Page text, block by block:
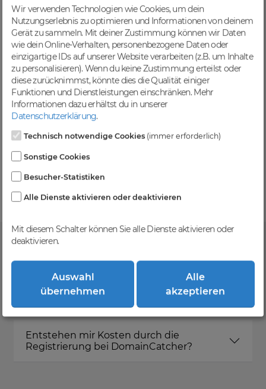
Von Domainern für Domainer entwickelt, mit
übersichtlichen Listen für effizientes Management
Günstige Preise
Backorders bereits ab € 4,99. Je nach deinem Tier-
Level und zzgl. MwSt falls anwendbar
Kein Gebotsverfahren
Einfaches System - Deine Orders werden nach dem
FAQ
Was ist DomainCatcher?
Entstehen mir Kosten durch die
Registrierung bei DomainCatcher?
Wir verwenden Technologien wie Cookies, um dein
Nutzungserlebnis zu optimieren und Informationen von deinem
Gerät zu sammeln. Mit deiner Zustimmung können wir Daten
wie dein Online-Verhalten, personenbezogene Daten oder
einzigartige IDs auf unserer Website verarbeiten (z.B. um Inhalte
zu personalisieren). Wenn du keine Zustimmung erteilst oder
diese zurücknimmst, könnte dies die Qualität einiger
Funktionen und Dienstleistungen einschränken. Mehr
Informationen dazu erhältst du in unserer
Datenschutzerklärung.
Technisch notwendige Cookies (immer erforderlich)
Sonstige Cookies
Besucher-Statistiken
Alle Dienste aktivieren oder deaktivieren
Mit diesem Schalter können Sie alle Dienste aktivieren oder
deaktivieren.
Auswahl
übernehmen
Alle
akzeptieren